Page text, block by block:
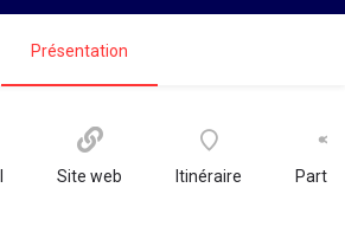
Présentation
Site web Itinéraire